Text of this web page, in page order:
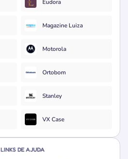
Eudora
Magazine Luiza
Motorola
Ortobom
Stanley
VX Case
LINKS DE AJUDA